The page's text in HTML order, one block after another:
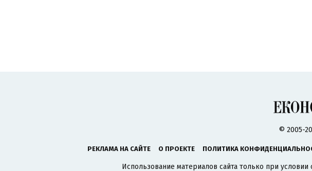
© 2005-
РЕКЛАМА НА САЙТЕ О ПРОЕКТЕ ПОЛИТИКА
Использование материалов сайта только при